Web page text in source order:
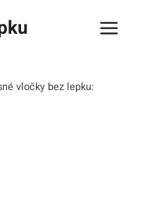
vločky bez lepku: